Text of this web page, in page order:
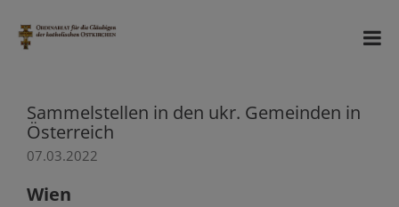
Sammelstellen in den ukr. Gemeinden in
Österreich
07.03.2022
Wien